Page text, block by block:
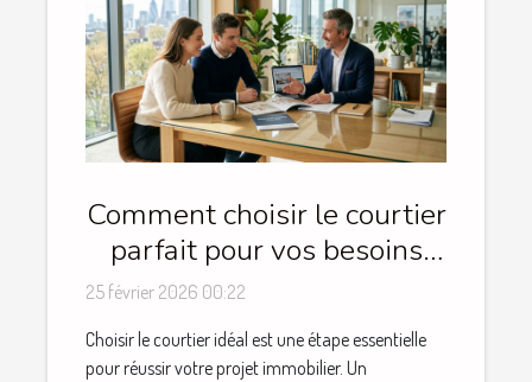
Comment choisir le courtier
parfait pour vos besoins
immobiliers ?
25 février 2026 00:22
Choisir le courtier idéal est une étape essentielle
pour réussir votre projet immobilier. Un